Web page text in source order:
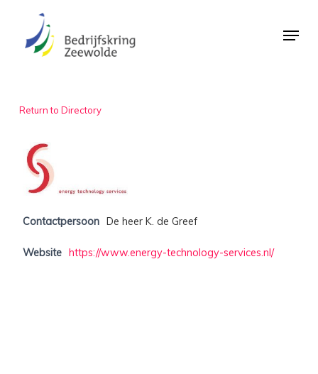
Menu
Return to Directory
Contactpersoon De heer K. de Greef
Website https://www.energy-technology-services.nl/